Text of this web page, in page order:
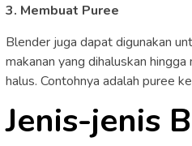
3. Membuat Puree
Blender juga dapat digunakan
makanan yang dihaluskan
halus. Contohnya adalah puree
Jenis-jenis